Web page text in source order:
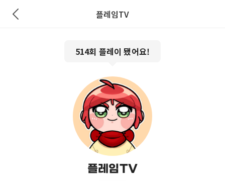
플레임TV
514회 플레이 됐어요!
플레임TV